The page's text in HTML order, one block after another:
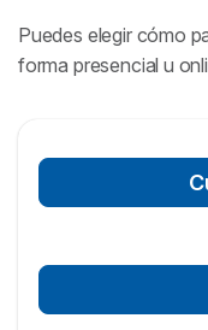
Puedes elegir cómo
forma presencial u